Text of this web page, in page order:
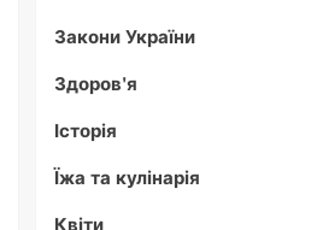
Закони України
Здоров'я
Історія
Їжа та кулінарія
Квіти